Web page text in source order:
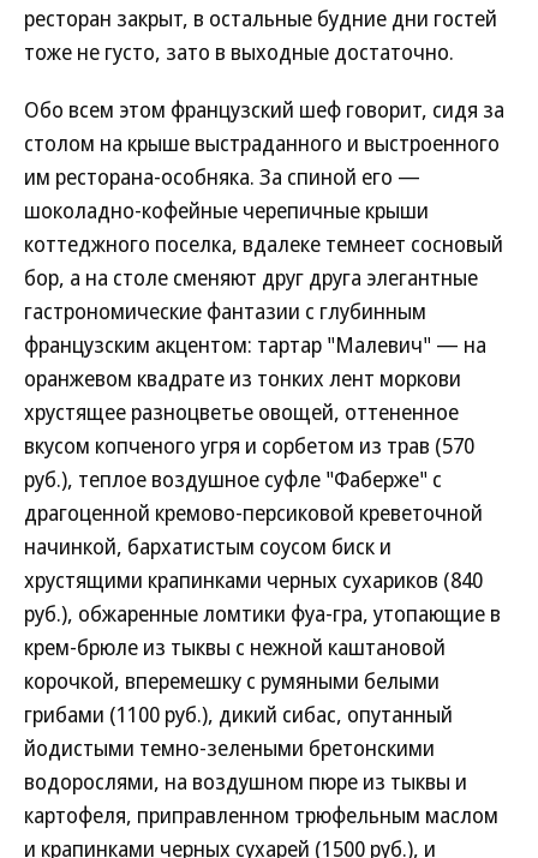
ресторан закрыт, в остальные будние дни гостей
тоже не густо, зато в выходные достаточно.
Обо всем этом французский шеф говорит, сидя за
столом на крыше выстраданного и выстроенного
им ресторана-особняка. За спиной его —
шоколадно-кофейные черепичные крыши
коттеджного поселка, вдалеке темнеет сосновый
бор, а на столе сменяют друг друга элегантные
гастрономические фантазии с глубинным
французским акцентом: тартар "Малевич" — на
оранжевом квадрате из тонких лент моркови
хрустящее разноцветье овощей, оттененное
вкусом копченого угря и сорбетом из трав (570
руб.), теплое воздушное суфле "Фаберже" с
драгоценной кремово-персиковой креветочной
начинкой, бархатистым соусом биск и
хрустящими крапинками черных сухариков (840
руб.), обжаренные ломтики фуа-гра, утопающие в
крем-брюле из тыквы с нежной каштановой
корочкой, вперемешку с румяными белыми
грибами (1100 руб.), дикий сибас, опутанный
йодистыми темно-зелеными бретонскими
водорослями, на воздушном пюре из тыквы и
картофеля, приправленном трюфельным маслом
и крапинками черных сухарей (1500 руб.), и